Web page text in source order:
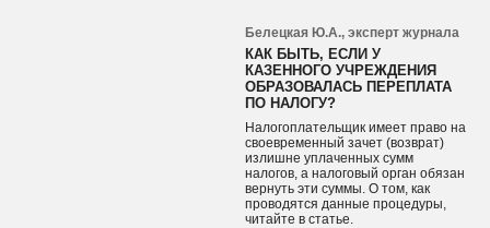
Белецкая Ю.А., эксперт журнала
КАК БЫТЬ, ЕСЛИ У
КАЗЕННОГО УЧРЕЖДЕНИЯ
ОБРАЗОВАЛАСЬ ПЕРЕПЛАТА
ПО НАЛОГУ?
Налогоплательщик имеет право на
своевременный зачет (возврат)
излишне уплаченных сумм
налогов, а налоговый орган обязан
вернуть эти суммы. О том, как
проводятся данные процедуры,
читайте в статье.